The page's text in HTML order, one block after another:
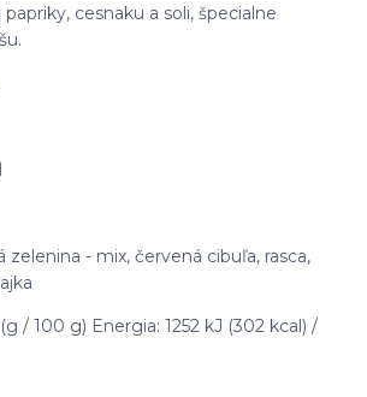
cesnaku a soli, špecialne
zelenina - mix, červená cibuľa, rasca,
/ 100 g) Energia: 1252 kJ (302 kcal) /